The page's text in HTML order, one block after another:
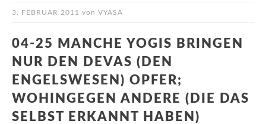
3. FEBRUAR 2011 von VYASA
04-25 MANCHE YOGIS BRINGEN
NUR DEN DEVAS (DEN
ENGELSWESEN) OPFER;
WOHINGEGEN ANDERE (DIE DAS
SELBST ERKANNT HABEN)